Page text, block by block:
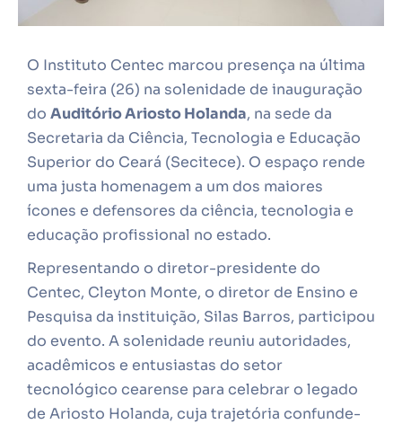
O Instituto Centec marcou presença na última
sexta-feira (26) na solenidade de inauguração
do Auditório Ariosto Holanda, na sede da
Secretaria da Ciência, Tecnologia e Educação
Superior do Ceará (Secitece). O espaço rende
uma justa homenagem a um dos maiores
ícones e defensores da ciência, tecnologia e
educação profissional no estado.
Representando o diretor-presidente do
Centec, Cleyton Monte, o diretor de Ensino e
Pesquisa da instituição, Silas Barros, participou
do evento. A solenidade reuniu autoridades,
acadêmicos e entusiastas do setor
tecnológico cearense para celebrar o legado
de Ariosto Holanda, cuja trajetória confunde-